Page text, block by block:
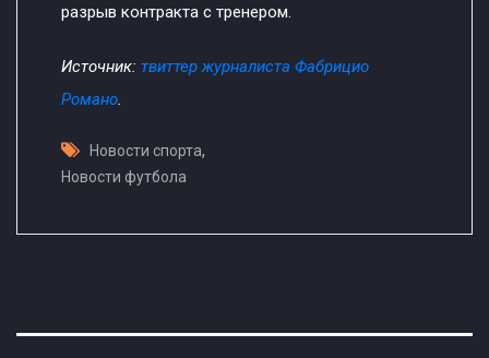
разрыв контракта с тренером.
Источник: твиттер журналиста Фабрицио
Романо.
Новости спорта,
Новости футбола